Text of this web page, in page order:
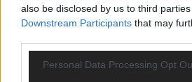
also be disclosed by us to third
Downstream Participants that may
Personal Data Processing Opt